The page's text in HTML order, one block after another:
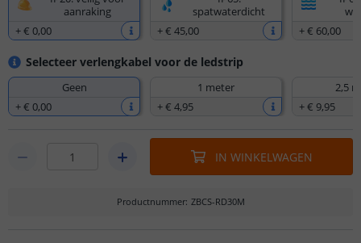
aanraking
+€ 0,00
spatwaterdicht
+€ 45,00
+€ 60,00
Selecteer verlengkabel voor de ledstrip
Geen
+€ 0,00
1 meter
+€ 4,95
2,5
+€ 9,95
IN WINKELWAGEN
Productnummer: ZBCS-RD30M